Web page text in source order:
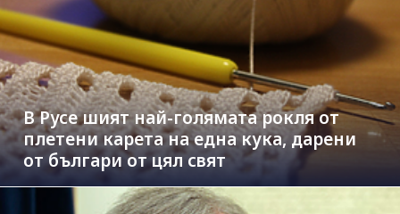
В Русе шият най-голямата рокля от
плетени карета на една кука, дарени
от българи от цял свят